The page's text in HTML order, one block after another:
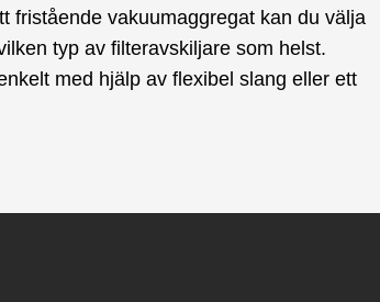
fristående vakuumaggregat kan du välja
typ av filteravskiljare som helst.
med hjälp av flexibel slang eller ett